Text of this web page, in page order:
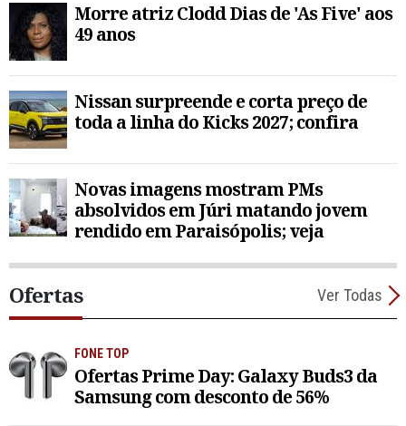
Morre atriz Clodd Dias de 'As Five' aos
49 anos
Nissan surpreende e corta preço de
toda a linha do Kicks 2027; confira
Novas imagens mostram PMs
absolvidos em Júri matando jovem
rendido em Paraisópolis; veja
Ofertas Ver Todas
FONE TOP
Ofertas Prime Day: Galaxy Buds3 da
Samsung com desconto de 56%